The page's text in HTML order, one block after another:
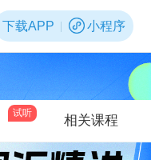
下载APP 小程序
试听
相关课程